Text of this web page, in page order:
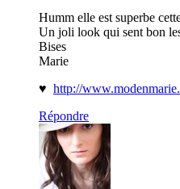
Humm elle est superbe
Un joli look qui sent bon
Bises
Marie
♥ http://
Répondre